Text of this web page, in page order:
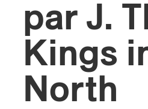
par J.
Kings
North